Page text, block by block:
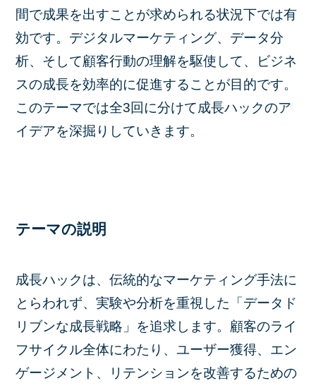
間で成果を出すことが求められる状況下では有
効です。デジタルマーケティング、データ分
析、そして顧客行動の理解を駆使して、ビジネ
スの成長を効率的に促進することが目的です。
このテーマでは全3回に分けて成長ハックのア
イデアを深掘りしていきます。
テーマの説明
成長ハックは、伝統的なマーケティング手法に
とらわれず、実験や分析を重視した「データド
リブンな成長戦略」を追求します。顧客のライ
フサイクル全体にわたり、ユーザー獲得、エン
ゲージメント、リテンションを改善するための